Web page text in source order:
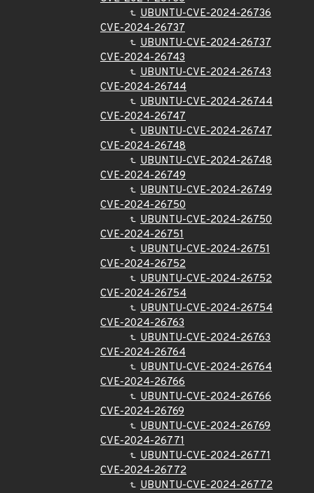
UBUNTU-CVE-2024-26736
CVE-2024-26737
UBUNTU-CVE-2024-26737
CVE-2024-26743
UBUNTU-CVE-2024-26743
CVE-2024-26744
UBUNTU-CVE-2024-26744
CVE-2024-26747
UBUNTU-CVE-2024-26747
CVE-2024-26748
UBUNTU-CVE-2024-26748
CVE-2024-26749
UBUNTU-CVE-2024-26749
CVE-2024-26750
UBUNTU-CVE-2024-26750
CVE-2024-26751
UBUNTU-CVE-2024-26751
CVE-2024-26752
UBUNTU-CVE-2024-26752
CVE-2024-26754
UBUNTU-CVE-2024-26754
CVE-2024-26763
UBUNTU-CVE-2024-26763
CVE-2024-26764
UBUNTU-CVE-2024-26764
CVE-2024-26766
UBUNTU-CVE-2024-26766
CVE-2024-26769
UBUNTU-CVE-2024-26769
CVE-2024-26771
UBUNTU-CVE-2024-26771
CVE-2024-26772
UBUNTU-CVE-2024-26772